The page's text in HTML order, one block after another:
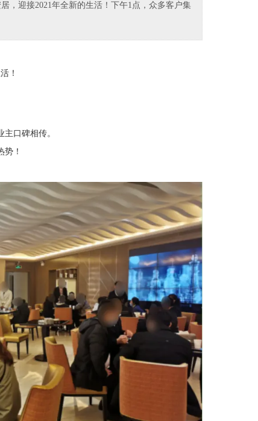
，迎接2021年全新的生活！下午1点，众多客户集
！
口碑相传。
！